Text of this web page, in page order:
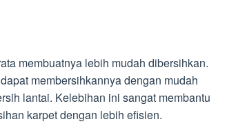
membuatnya lebih mudah dibersihkan.
membersihkannya dengan mudah
lantai. Kelebihan ini sangat membantu
karpet dengan lebih efisien.